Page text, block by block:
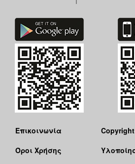
Επικοινωνία
Όροι Χρήσης